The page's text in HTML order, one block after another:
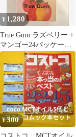
¥ 1,280
True Gum ラズベリー +
マンゴー24パッケー
ジ プラスチックフリ
ーガム
¥300